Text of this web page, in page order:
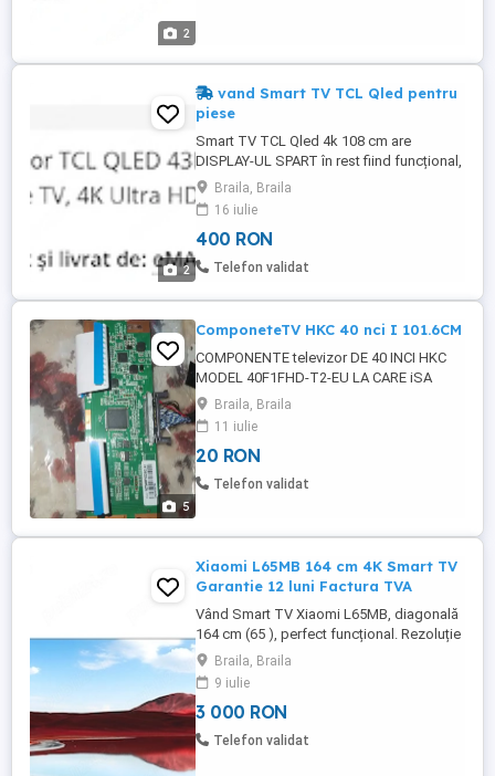
2
2
vand Smart TV TCL Qled pentru
piese
Smart TV TCL Qled 4k 108 cm are
DISPLAY-UL SPART în rest fiind funcțional,
este achizitionat cu 6 luni în urma.
Braila, Braila
16 iulie
400 RON
Telefon validat
5
ComponeteTV HKC 40 nci I 101.6CM
COMPONENTE televizor DE 40 INCI HKC
MODEL 40F1FHD-T2-EU LA CARE iSA
SPART ECRANUL DETALII : Placa de baza
250 RON STARE BUNA PLACA DE TECON
CU PABLICA 85 RON Telecomanda 25 RON
Difuzoarele 35 RON Cele 3 baretele
Ledurile 85 RON Picioarele tv 20.RON
Braila, Braila
11 iulie
20 RON
Telefon validat
Xiaomi L65MB 164 cm 4K Smart TV
Garantie 12 luni Factura TVA
Vând Smart TV Xiaomi L65MB, diagonală
164 cm (65 ), perfect funcțional. Rezoluție
4K UHD Smart TV Google TV Android TV
YouTube Netflix Prime Video etc. WiFi și
Bluetooth Telecomandă inclusă Testat și
verificat complet Garanție 12 luni Se emite
factură fiscală TVA inclus în ...
Braila, Braila
9 iulie
3 000 RON
Telefon validat